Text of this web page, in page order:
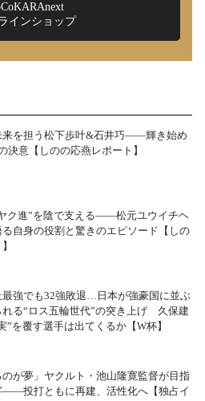
インショップ
来を担う松下歩叶&石井巧――輝き始め
決意【しのの応燕レポート】
ク進”を陰で支える――松元ユウイチヘ
る自身の役割と驚きのエピソード【しの
最強でも32強敗退…日本が強豪国に並ぶ
る“ロス五輪世代”の突き上げ 久保建
”を覆す選手は出てくるか【W杯】
のが夢」ヤクルト・池山隆寛監督が目指
――投打ともに再建、活性化へ【独占イ